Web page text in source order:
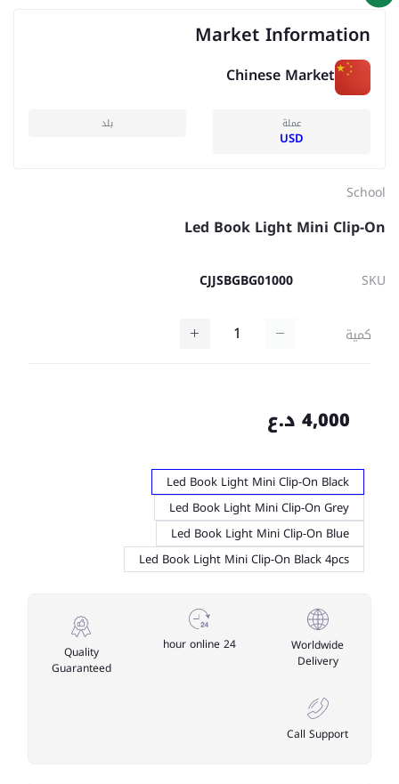
Market Information
Chinese Market
عملة
USD
بلد
School
Led Book Light Mini Clip-On
SKU
CJJSBGBG01000
كمية
4,000 د.ع
Led Book Light Mini Clip-On Black
Led Book Light Mini Clip-On Grey
Led Book Light Mini Clip-On Blue
Led Book Light Mini Clip-On Black 4pcs
Worldwide
Delivery
24 hour online
Quality
Guaranteed
Call Support